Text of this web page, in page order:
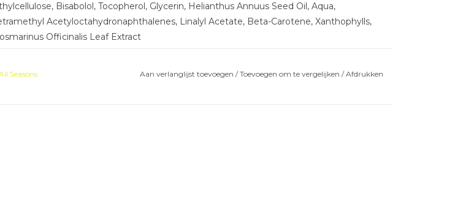
Bisabolol, Tocopherol, Glycerin, Helianthus Annuus Seed Oil, Aqua,
Acetyloctahydronaphthalenes, Linalyl Acetate, Beta-Carotene, Xanthophylls,
Officinalis Leaf Extract
contact met de ogen.
Seasons Aan verlanglijst toevoegen /Toevoegen om te vergelijken /Afdrukken